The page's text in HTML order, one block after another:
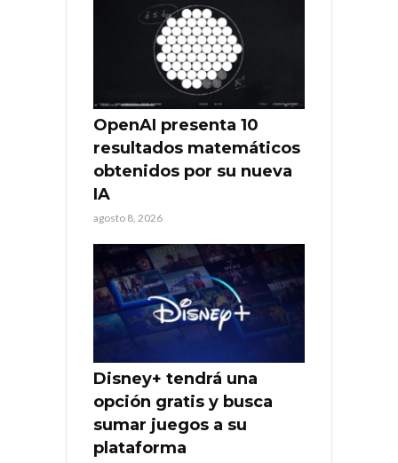
OpenAI presenta 10
resultados matemáticos
obtenidos por su nueva
IA
agosto 8, 2026
Disney+ tendrá una
opción gratis y busca
sumar juegos a su
plataforma